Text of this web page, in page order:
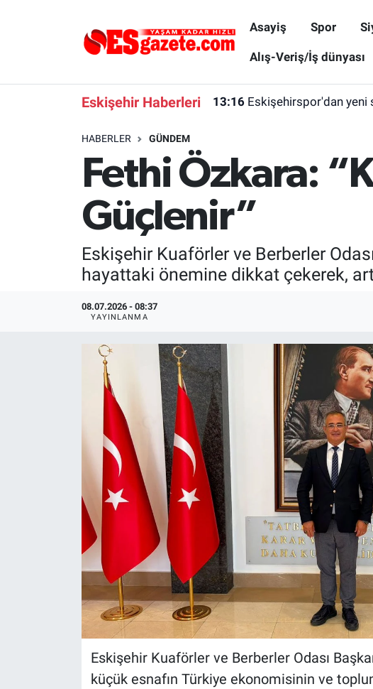
Asayiş Spor
Alış-Veriş/İş dünyası
Eskişehir Haberleri 13:16 Eskişehirspor'dan yeni
HABERLER GÜNDEM
Fethi Özkara:
Güçlenir”
Eskişehir Kuaförler ve Berberler
hayattaki önemine dikkat çekerek,
08.07.2026 - 08:37
YAYINLANMA
Eskişehir Kuaförler ve Berberler Odası
küçük esnafın Türkiye ekonomisinin ve
Alış-Veriş/İş dünyası
Eskişehirspor Arşivi
Eskişehir Arşivi
Ekonomi
Kültür Sanat
Magazin
Bilim ve Teknoloji
Eskişehir Nöbetçi Eczaneler
Süper Lig Puan Durumu ve Fikstür
Tüm Manşetler
Son Dakika Haberleri
Haber Arşivi